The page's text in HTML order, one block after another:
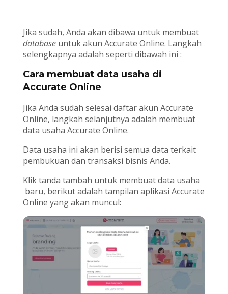
Jika sudah, Anda akan dibawa untuk membuat
databaseuntuk akun Accurate Online. Langkah
selengkapnya adalah seperti dibawah ini :
Cara membuat data usaha di
Accurate Online
Jika Anda sudah selesai daftar akun Accurate
Online, langkah selanjutnya adalah membuat
data usaha Accurate Online.
Data usaha ini akan berisi semua data terkait
pembukuan dan transaksi bisnis Anda.
Klik tanda tambah untuk membuat data usaha
baru, berikut adalah tampilan aplikasi Accurate
Online yang akan muncul: